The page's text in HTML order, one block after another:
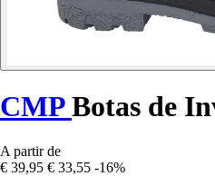
CMPBotas de
A partir de
€ 39,95 € 33,55 -16%